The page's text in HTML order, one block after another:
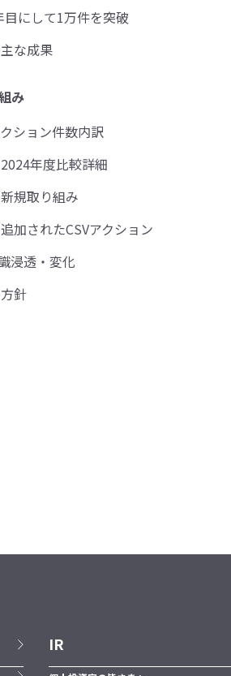
目にして1万件を突破
な成果
み
ション件数内訳
年度比較詳細
規取り組み
加されたCSVアクション
浸透・変化
針
IR